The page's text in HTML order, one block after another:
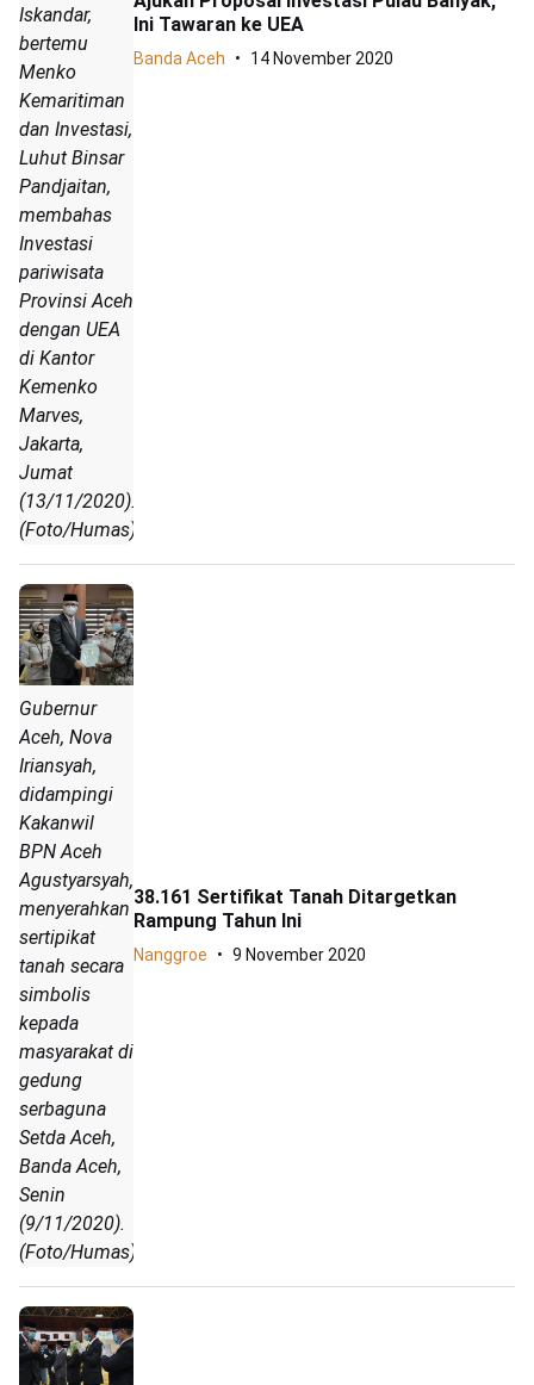
Iskandar,
bertemu
Menko
Kemaritiman
dan Investasi,
Luhut Binsar
Pandjaitan,
membahas
Investasi
pariwisata
Provinsi Aceh
dengan UEA
di Kantor
Kemenko
Marves,
Jakarta,
Jumat
(13/11/2020).
(Foto/Humas)
Ini Tawaran ke UEA
Banda Aceh 14 November 2020
Gubernur
Aceh, Nova
Iriansyah,
didampingi
Kakanwil
BPN Aceh
Agustyarsyah,
menyerahkan
sertipikat
tanah secara
simbolis
kepada
masyarakat di
gedung
serbaguna
Setda Aceh,
Banda Aceh,
Senin
(9/11/2020).
(Foto/Humas)
38.161 Sertifikat Tanah Ditargetkan
Rampung Tahun Ini
Nanggroe 9 November 2020